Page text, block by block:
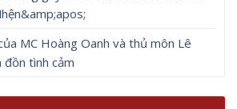
MC Hoàng Oanh và thủ môn Lê
tình cảm